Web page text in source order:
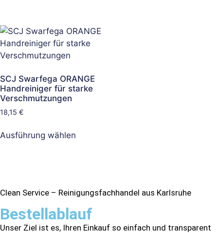
SCJ Swarfega ORANGE
Handreiniger für starke
Verschmutzungen
18,15 €
Ausführung wählen
Clean Service – Reinigungsfachhandel aus Karlsruhe
Bestellablauf
Unser Ziel ist es, Ihren Einkauf so einfach und transparent